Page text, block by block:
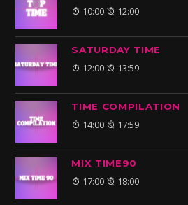
10:00 12:00
SATURDAY TIME
12:00 13:59
TIME COMPILATION
14:00 17:59
MIX TIME90
17:00 18:00